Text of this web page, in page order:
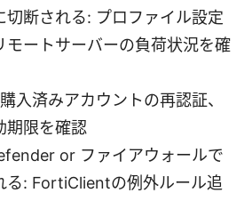
切断される: プロファイル設定
モートサーバーの負荷状況を確
入済みアカウントの再認証、
期限を確認
or ファイアウォールで
る: FortiClientの例外ルール追